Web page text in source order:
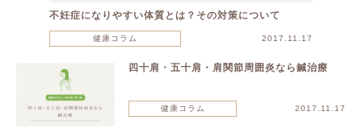
不妊症になりやすい体質とは？その対策について
健康コラム 2017.11.17
四十肩・五十肩・肩関節周囲炎なら鍼治療
健康コラム 2017.11.17